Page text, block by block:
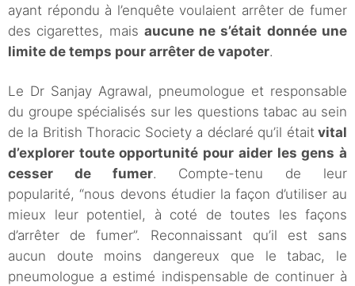
ayant répondu à l’enquête voulaient arrêter de fumer
des cigarettes, mais aucune ne s’était donnée une
limite de temps pour arrêter de vapoter.
Le Dr Sanjay Agrawal, pneumologue et responsable
du groupe spécialisés sur les questions tabac au sein
de la British Thoracic Society a déclaré qu’il étaitvital
d’explorer toute opportunité pour aider les gens à
cesser de fumer. Compte-tenu de leur
popularité, “nous devons étudier la façon d’utiliser au
mieux leur potentiel, à coté de toutes les façons
d’arrêter de fumer”. Reconnaissant qu’il est sans
aucun doute moins dangereux que le tabac, le
pneumologue a estimé indispensable de continuer à